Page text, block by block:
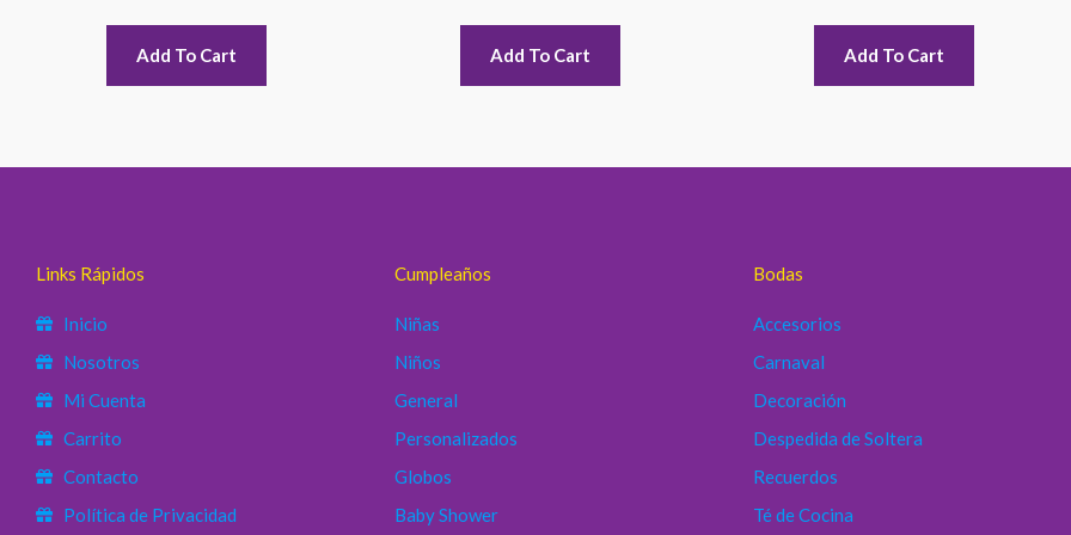
Add To Cart Add To Cart Add To Cart
Links Rápidos
Inicio
Nosotros
Mi Cuenta
Carrito
Contacto
Política de Privacidad
Cumpleaños
Niñas
Niños
General
Personalizados
Globos
Baby Shower
Bodas
Accesorios
Carnaval
Decoración
Despedida de Soltera
Recuerdos
Té de Cocina